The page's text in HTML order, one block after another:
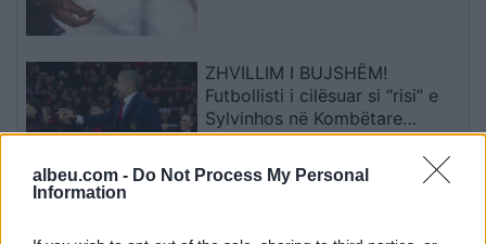
albeu.com - Do Not Process My Personal
Information
ZHVILLIM I BUJSHËM!
Futbollisti i cilësuar si “risi” e
Sylvinhos në Kombëtare
ndërpret kontratën me klubin,
zbulohet arsyeja